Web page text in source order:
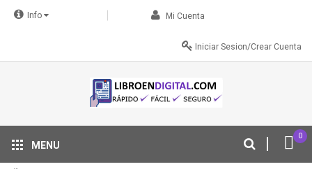
Info Mi Cuenta
Iniciar Sesion/Crear Cuenta
0
MENU